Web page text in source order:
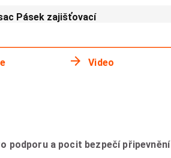
Pásek zajišťovací
Video
podporu a pocit bezpečí připevnění